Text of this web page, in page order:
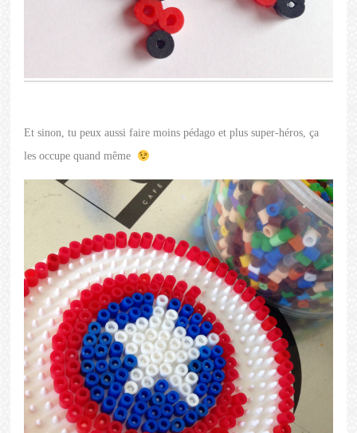
Et sinon, tu peux aussi faire moins pédago et plus super-héros, ça
les occupe quand même